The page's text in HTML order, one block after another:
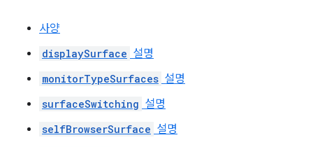
사양
displaySurface 설명
monitorTypeSurfaces 설명
surfaceSwitching 설명
selfBrowserSurface 설명